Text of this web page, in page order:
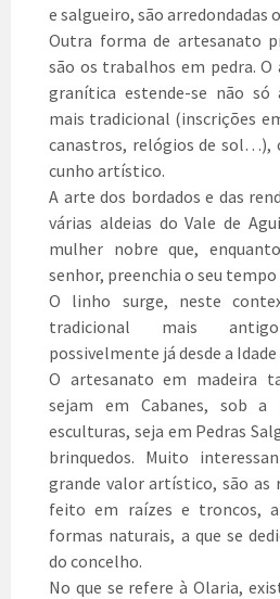
e salgueiro, são arredondadas
Outra forma de artesanato
são os trabalhos em pedra.
granítica estende-se não só
mais tradicional (inscrições
canastros, relógios de sol…),
cunho artístico.
A arte dos bordados e das
várias aldeias do Vale de
mulher nobre que,
senhor, preenchia o seu
O linho surge, neste
tradicional mais
possivelmente já desde a
O artesanato em madeira
sejam em Cabanes, sob a
esculturas, seja em Pedras
brinquedos. Muito
grande valor artístico, são as
feito em raízes e troncos,
formas naturais, a que se
do concelho.
No que se refere à Olaria,